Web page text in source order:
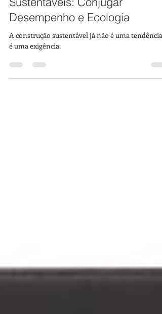
Materiais Acústicos
Sustentáveis: Conjugar
Desempenho e Ecologia
A construção sustentável já não é uma tendência
é uma exigência.